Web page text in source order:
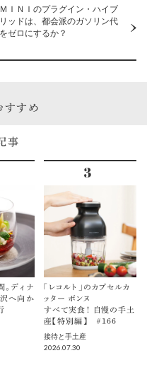
ＭＩＮＩのプラグイン・ハイブ
リッドは、都会派のガソリン代
をゼロにするか？
すすめ
事
。ディナ
へ向か
「レコルト」のカプセルカ
ッター ボンヌ
すべて実食！ 自慢の手土
産【特別編】 ＃166
接待と手土産
2026.07.30